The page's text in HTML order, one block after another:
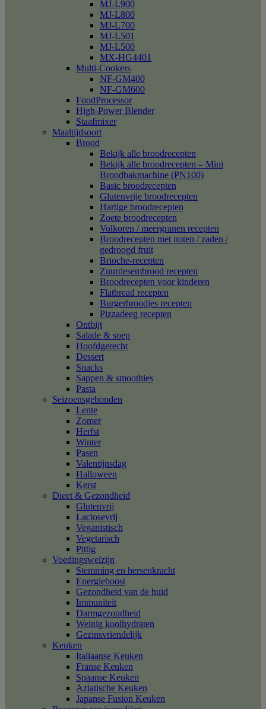
MJ-L900
MJ-L800
MJ-L700
MJ-L501
MJ-L500
MX-HG4401
Multi-Cookers
NF-GM400
NF-GM600
FoodProcessor
High-Power Blender
Staafmixer
Maaltijdsoort
Brood
Bekijk alle broodrecepten
Bekijk alle broodrecepten – Mini
Broodbakmachine (PN100)
Basic broodrecepten
Glutenvrije broodrecepten
Hartige broodrecepten
Zoete broodrecepten
Volkoren / meergranen recepten
Broodrecepten met noten / zaden /
gedroogd fruit
Brioche-recepten
Zuurdesembrood recepten
Broodrecepten voor kinderen
Flatbread recepten
Burgerbroodjes recepten
Pizzadeeg recepten
Ontbijt
Salade & soep
Hoofdgerecht
Dessert
Snacks
Sappen & smoothies
Pasta
Seizoensgebonden
Lente
Zomer
Herfst
Winter
Pasen
Valentijnsdag
Halloween
Kerst
Dieet & Gezondheid
Glutenvrij
Lactosevrij
Veganistisch
Vegetarisch
Pittig
Voedingswelzijn
Stemming en hersenkracht
Energieboost
Gezondheid van de huid
Immuniteit
Darmgezondheid
Weinig koolhydraten
Gezinsvriendelijk
Keuken
Italiaanse Keuken
Franse Keuken
Spaanse Keuken
Aziatische Keuken
Japanse Fusion Keuken